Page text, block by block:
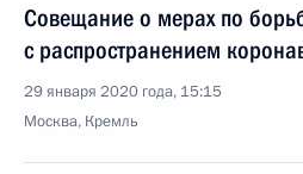
Совещание о мерах по
с распространением
29 января 2020 года, 15:15
Москва, Кремль